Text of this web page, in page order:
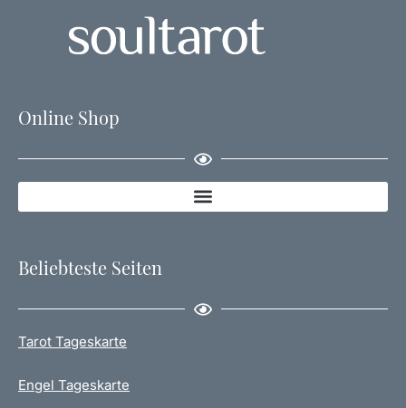
Online Shop
Beliebteste Seiten
Tarot Tageskarte
Engel Tageskarte